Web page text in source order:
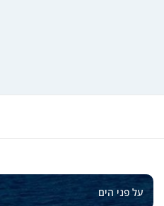
על פני הים